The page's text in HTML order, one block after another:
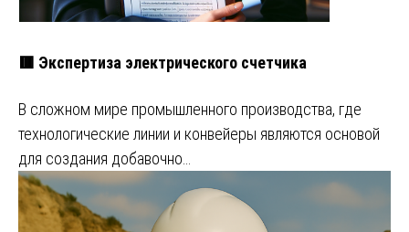
🟥 Экспертиза электрического счетчика
В сложном мире промышленного производства, где
технологические линии и конвейеры являются основой
для создания добавочно…